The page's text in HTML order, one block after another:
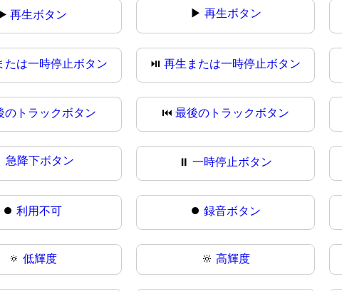
再生ボタン ▶ 再生ボタン
たは一時停止ボタン ⏯再生または一時停止ボタン
のトラックボタン ⏮最後のトラックボタン
急降下ボタン ⏸️一時停止ボタン
⏺️利用不可 ⏺録音ボタン
🔅 低輝度 🔆 高輝度